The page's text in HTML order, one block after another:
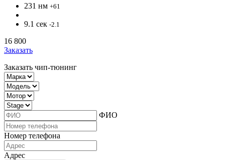
231 нм +61
9.1 сек -2.1
16 800
Заказать
Заказать чип-тюнинг
ФИО
Номер телефона
Адрес